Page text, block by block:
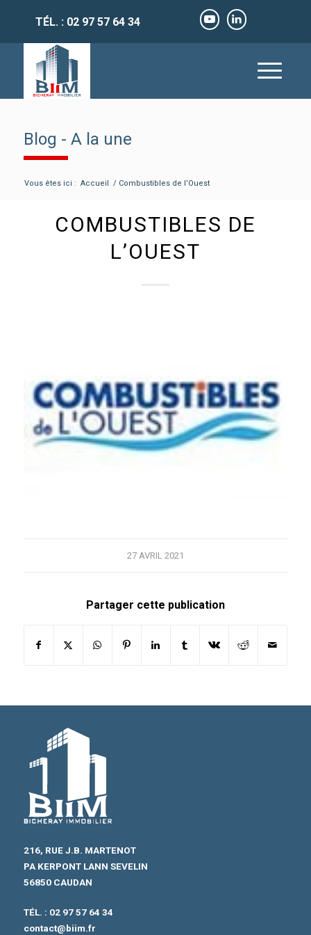
TÉL. : 02 97 57 64 34
Blog - A la une
Vous êtes ici : Accueil / Combustibles de l’Ouest
COMBUSTIBLES DE
L’OUEST
27 AVRIL 2021
Partager cette publication
216, RUE J.B. MARTENOT
PA KERPONT LANN SEVELIN
56850 CAUDAN
TÉL. : 02 97 57 64 34
contact@biim.fr